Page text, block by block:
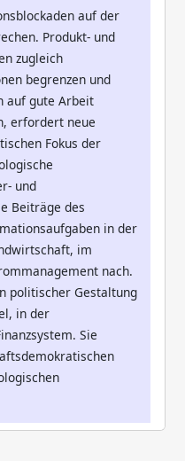
auf der
Produkt- und
zugleich
begrenzen und
auf gute Arbeit
erfordert neue
Fokus der
und
Beiträge des
in der
im
nach.
politischer Gestaltung
in der
Sie